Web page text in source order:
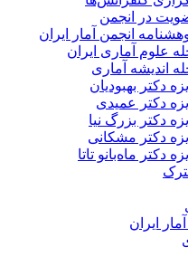
در انجمن
انجمن آمار ایران
علوم آماری ایران
اندیشه آماری
دکتر بهبودیان
دکتر عمیدی
دکتر بزرگ نیا
دکتر مشکانی
دکتر ماه‌بانو تاتا
ایران